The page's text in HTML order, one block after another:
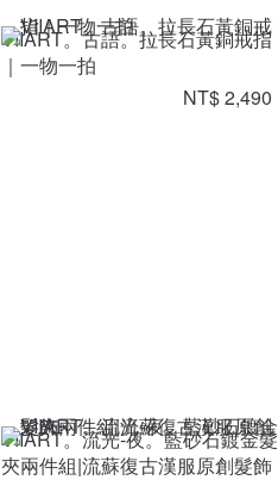
VIIART。古語。拉長石黃銅戒指
｜一物一拍
NT$ 2,490
VIIART。流光-夜。藍砂石鍍金髮
夾兩件組|流蘇復古漢服原創髮飾